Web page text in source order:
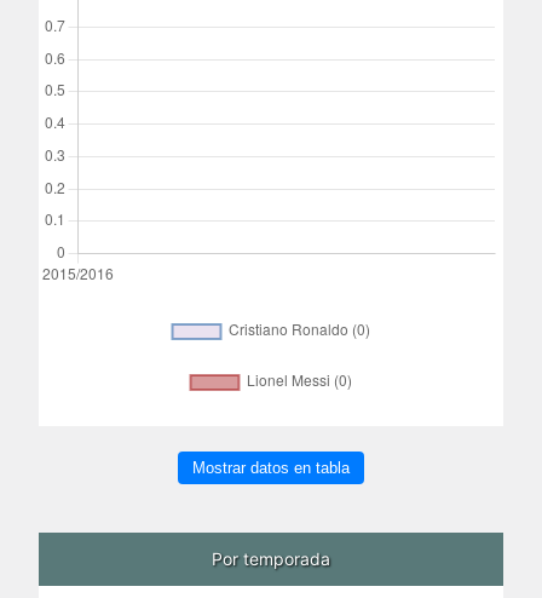
Mostrar datos en tabla
Por temporada